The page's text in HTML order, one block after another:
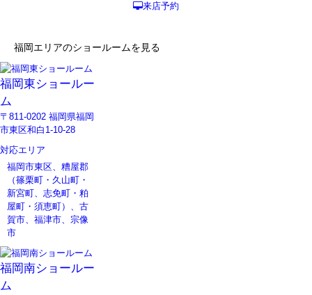
来店予約
福岡エリアのショールームを見る
福岡東ショールー
ム
〒811-0202 福岡県福岡
市東区和白1-10-28
対応エリア
福岡市東区、糟屋郡
（篠栗町・久山町・
新宮町、志免町・粕
屋町・須恵町）、古
賀市、福津市、宗像
市
福岡南ショールー
ム